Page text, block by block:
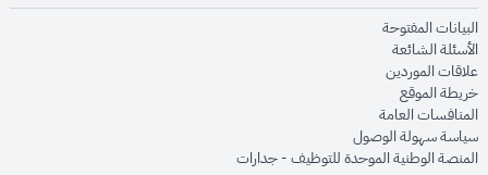
البيانات المفتوحةopens in new window
الأسئلة الشائعةopens in new window
علاقات الموردينopens in new window
خريطة الموقعopens in new window
المنافسات العامةopens in new window
سياسة سهولة الوصولopens in new window
المنصة الوطنية الموحدة للتوظيف - جداراتopens in new window